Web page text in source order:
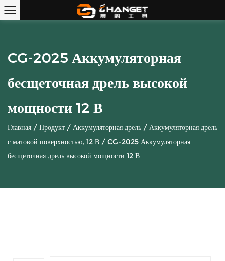
CG-2025 Аккумуляторная
бесщеточная дрель высокой
мощности 12 В
Главная / Продукт / Аккумуляторная дрель / Аккумуляторная дрель
с матовой поверхностью, 12 В / CG-2025 Аккумуляторная
бесщеточная дрель высокой мощности 12 В